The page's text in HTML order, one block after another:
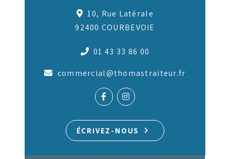
10, Rue Latérale
92400 COURBEVOIE
01 43 33 86 00
commercial@thomastraiteur.fr
ÉCRIVEZ-NOUS